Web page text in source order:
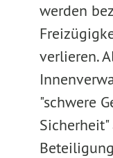
werden
verlieren.
"schwere